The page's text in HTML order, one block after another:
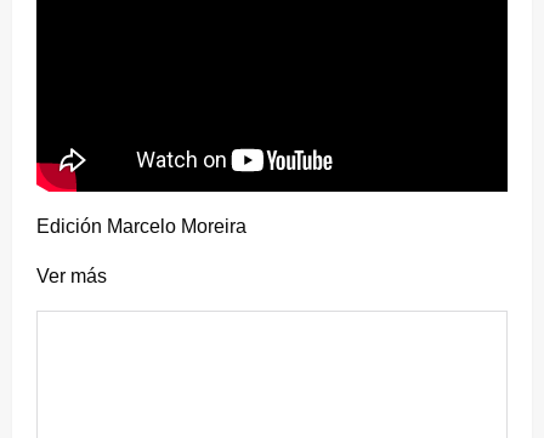
Edición Marcelo Moreira
Ver más